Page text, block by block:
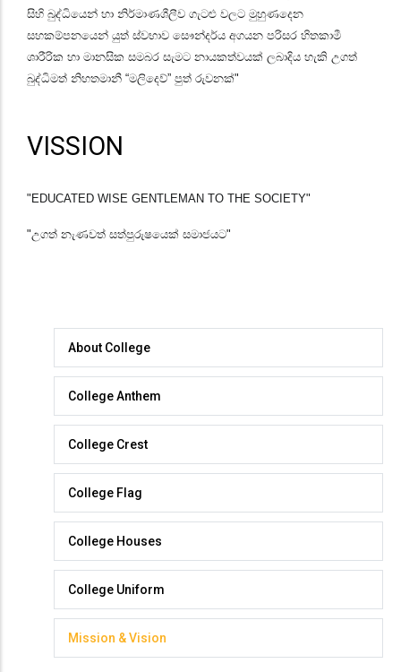
සිහි බුද්ධියෙන් හා නිර්මාණශීලීව ගැටළු වලට මුහුණදෙන
සහකම්පනයෙන් යුත් ස්වභාව සෞන්දර්ය අගයන පරිසර හිතකාමී
ශාරීරික හා මානසික සමබර සැමට නායකත්වයක් ලබාදිය හැකි උගත්
බුද්ධිමත් නිහතමානී “මලිදෙව්” පුත් රුවනක්"
VISSION
"EDUCATED WISE GENTLEMAN TO THE SOCIETY"
"උගත් නැණවත් සත්පුරුෂයෙක් සමාජයට"
College
About College
College Anthem
College Crest
College Flag
College Houses
College Uniform
Mission & Vision